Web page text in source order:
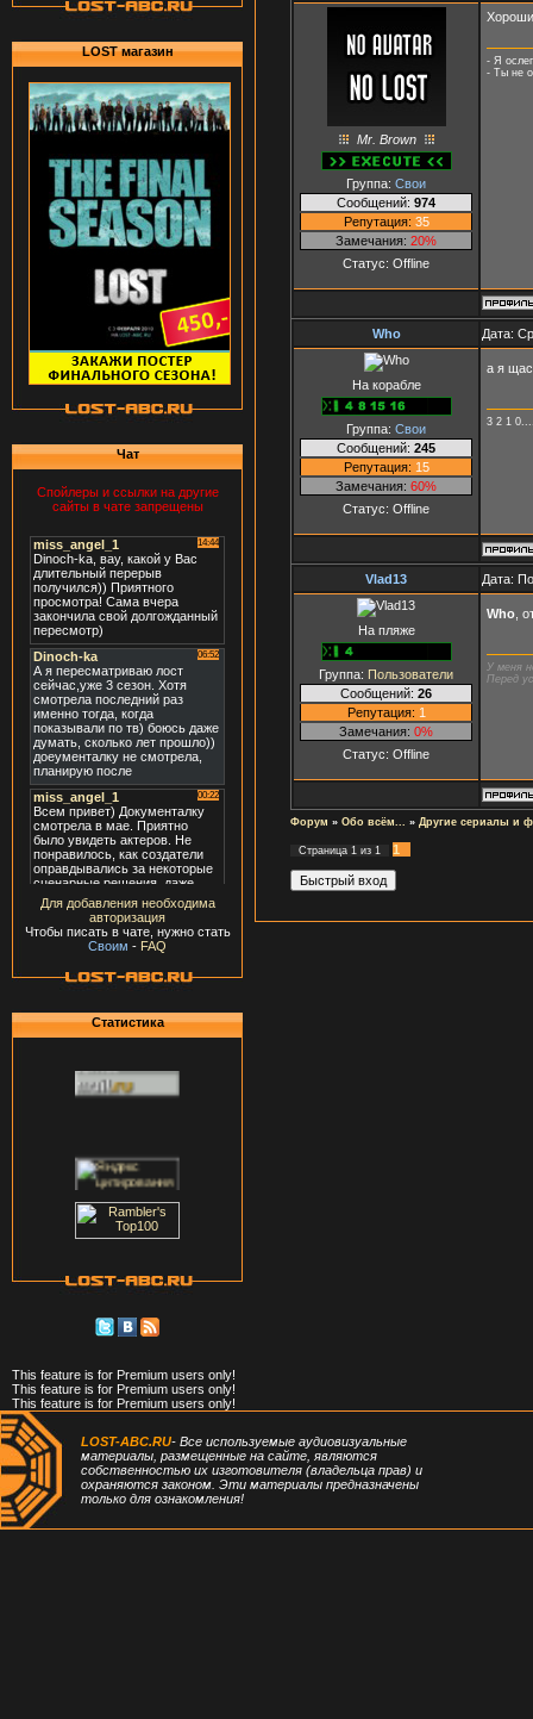
LOST магазин
Чат
Спойлеры и ссылки на другие
сайты в чате запрещены
Для добавления необходима
авторизация
Чтобы писать в чате, нужно стать
Своим - FAQ
Статистика
This feature is for Premium users only!
This feature is for Premium users only!
This feature is for Premium users only!
Mr. Brown
Группа: Свои
Сообщений: 974
Репутация: 35
Замечания: 20%
Статус: Offline
- Я
- Ты не
Who Дата:
На корабле
Группа: Свои
Сообщений: 245
Репутация: 15
Замечания: 60%
Статус: Offline
а я
3 2 1
Vlad13 Дата:
На пляже
Группа: Пользователи
Сообщений: 26
Репутация: 1
Замечания: 0%
Статус: Offline
Who ,
У меня
Перед
Форум » Обо всём... » Другие сериалы и
Страница 1 из 1 1
LOST-ABC.RU- Все используемые аудиовизуальные
материалы, размещенные на сайте, являются
собственностью их изготовителя (владельца прав) и
охраняются законом. Эти материалы предназначены
только для ознакомления!